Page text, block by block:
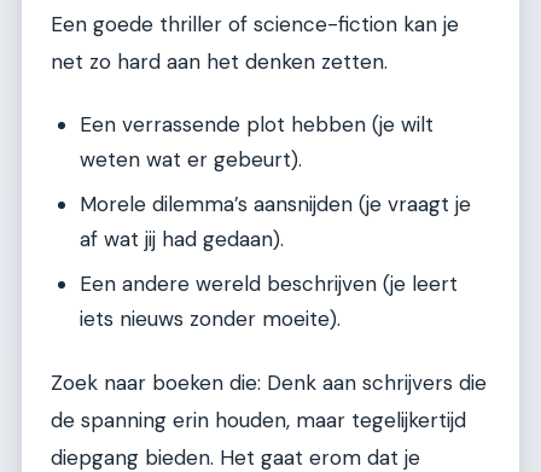
Een goede thriller of science-fiction kan je
net zo hard aan het denken zetten.
Een verrassende plot hebben (je wilt
weten wat er gebeurt).
Morele dilemma’s aansnijden (je vraagt je
af wat jij had gedaan).
Een andere wereld beschrijven (je leert
iets nieuws zonder moeite).
Zoek naar boeken die: Denk aan schrijvers die
de spanning erin houden, maar tegelijkertijd
diepgang bieden. Het gaat erom dat je